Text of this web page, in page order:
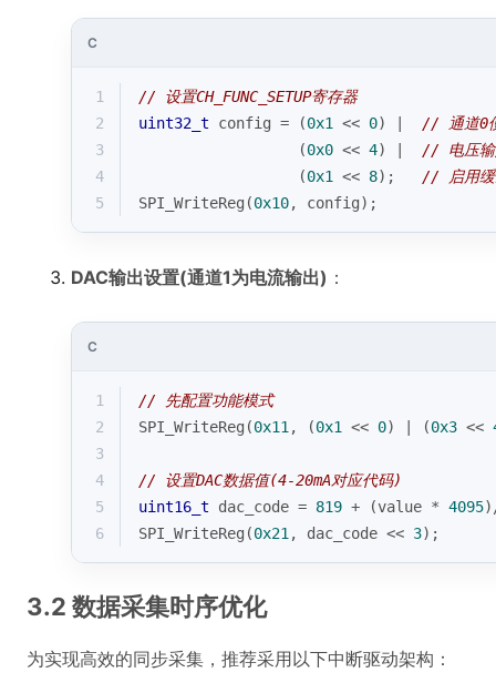
C
1
// 设置CH_FUNC_SETUP寄存器
2
uint32_t config = (0x1 << 0) | // 通道0
3
                  (
0x0 << 4) | // 电压输
4
                  (
0x1 << 8); // 启用缓
5
SPI_WriteReg(0x10, config);
DAC输出设置(通道1为电流输出) ：
C
1
// 先配置功能模式
2
SPI_WriteReg(0x11 , (0x1 << 0) | (0x3 <<
3
4
// 设置DAC数据值(4-20mA对应代码)
5
uint16_t dac_code = 819 + (value * 4095
6
SPI_WriteReg(0x21 , dac_code << 3);
3.2 数据采集时序优化
为实现高效的同步采集，推荐采用以下中断驱动架构：